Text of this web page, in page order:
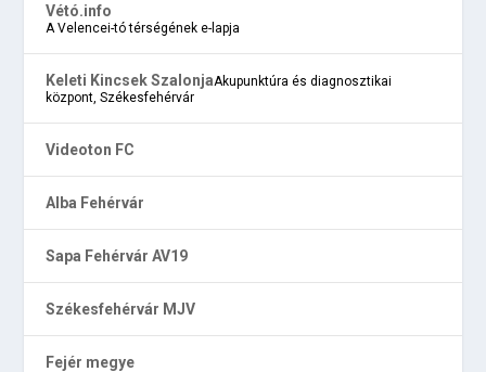
Vétó.info
A Velencei-tó térségének e-lapja
Keleti Kincsek SzalonjaAkupunktúra és diagnosztikai
központ, Székesfehérvár
Videoton FC
Alba Fehérvár
Sapa Fehérvár AV19
Székesfehérvár MJV
Fejér megye